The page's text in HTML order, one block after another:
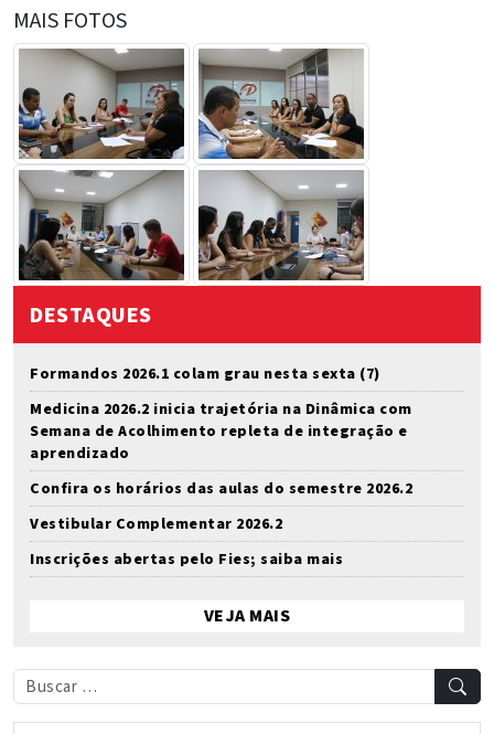
MAIS FOTOS
DESTAQUES
Formandos 2026.1 colam grau nesta sexta (7)
Medicina 2026.2 inicia trajetória na Dinâmica com
Semana de Acolhimento repleta de integração e
aprendizado
Confira os horários das aulas do semestre 2026.2
Vestibular Complementar 2026.2
Inscrições abertas pelo Fies; saiba mais
VEJA MAIS